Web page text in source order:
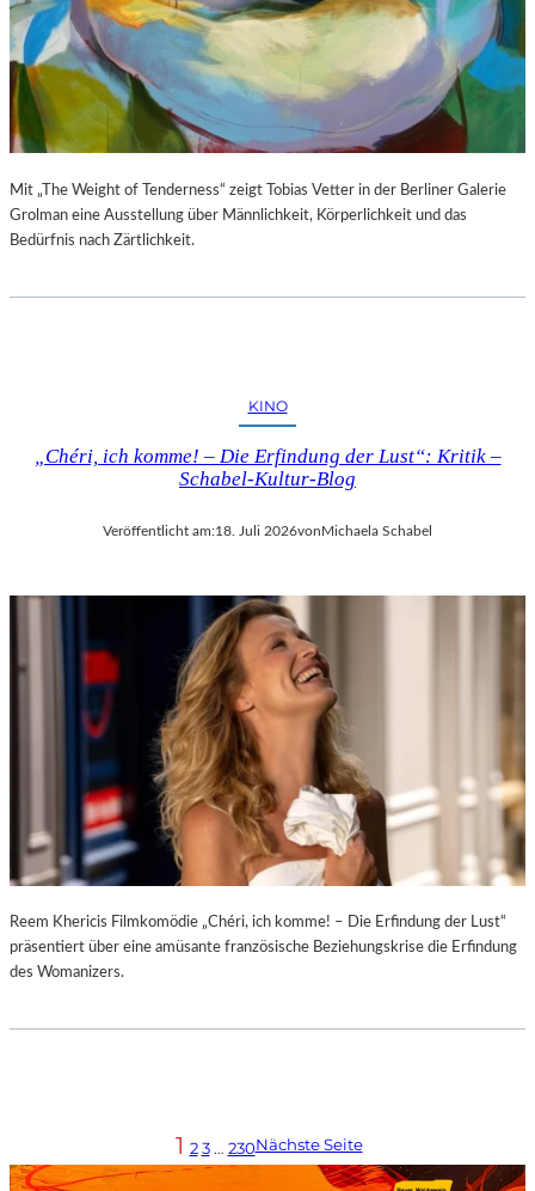
Mit „The Weight of Tenderness“ zeigt Tobias Vetter in der Berliner Galerie
Grolman eine Ausstellung über Männlichkeit, Körperlichkeit und das
Bedürfnis nach Zärtlichkeit.
KINO
„Chéri, ich komme! – Die Erfindung der Lust“: Kritik –
Schabel-Kultur-Blog
Veröffentlicht am:18. Juli 2026vonMichaela Schabel
Reem Khericis Filmkomödie „Chéri, ich komme! – Die Erfindung der Lust“
präsentiert über eine amüsante französische Beziehungskrise die Erfindung
des Womanizers.
1 2 3 … 230Nächste Seite